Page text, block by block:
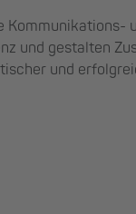
Kommunikations-
und gestalten
und